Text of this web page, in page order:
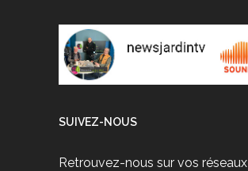
SUIVEZ-NOUS
Retrouvez-nous sur vos réseaux